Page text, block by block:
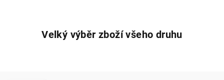
Velký výběr zboží všeho druhu